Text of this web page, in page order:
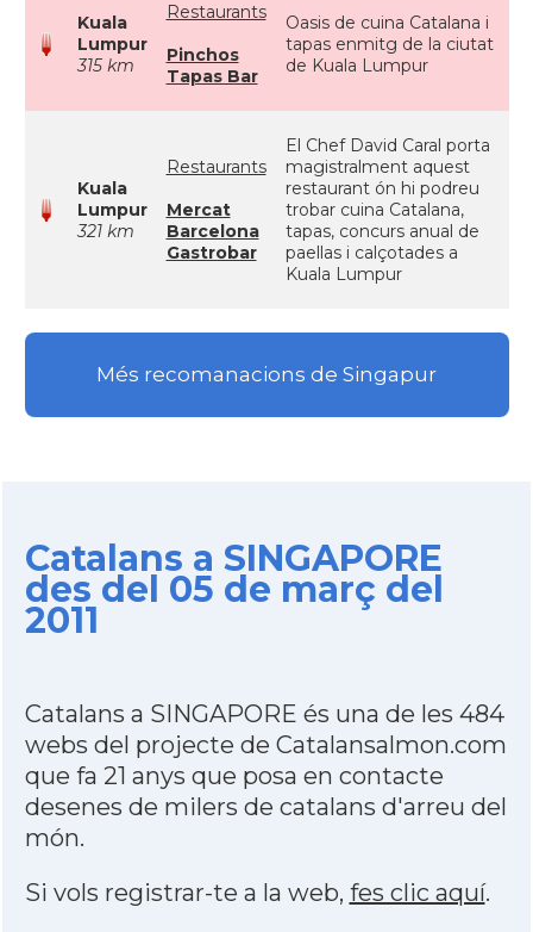
Kuala
Lumpur
315 km
Restaurants
Pinchos
Tapas Bar
Oasis de cuina Catalana i
tapas enmitg de la ciutat
de Kuala Lumpur
Kuala
Lumpur
321 km
Restaurants
Mercat
Barcelona
Gastrobar
El Chef David Caral porta
magistralment aquest
restaurant ón hi podreu
trobar cuina Catalana,
tapas, concurs anual de
paellas i calçotades a
Kuala Lumpur
Més recomanacions de Singapur
Catalans a SINGAPORE
des del 05 de març del
2011
Catalans a SINGAPORE és una de les 484
webs del projecte de Catalansalmon.com
que fa 21 anys que posa en contacte
desenes de milers de catalans d'arreu del
món.
Si vols registrar-te a la web, fes clic aquí.